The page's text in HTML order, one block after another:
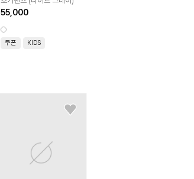
55,000
쿠폰 KIDS